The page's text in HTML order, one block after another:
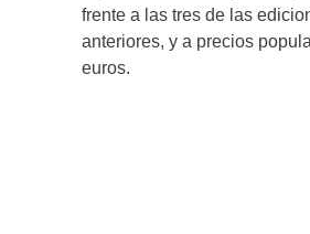
frente a las tres de las
anteriores, y a precios
euros.